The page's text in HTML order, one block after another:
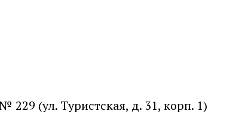
229 (ул. Туристская, д. 31, корп. 1)